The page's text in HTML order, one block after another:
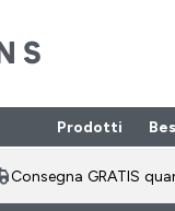
Prodotti
Consegna GRATIS